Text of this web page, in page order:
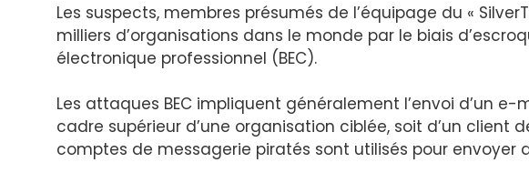
Les suspects, membres présumés de l’équipage du «
milliers d’organisations dans le monde par le biais
électronique professionnel (BEC).
Les attaques BEC impliquent généralement l’envoi d’un
cadre supérieur d’une organisation ciblée, soit d’un client
comptes de messagerie piratés sont utilisés pour envoyer